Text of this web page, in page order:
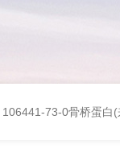
106441-73-0骨桥蛋白